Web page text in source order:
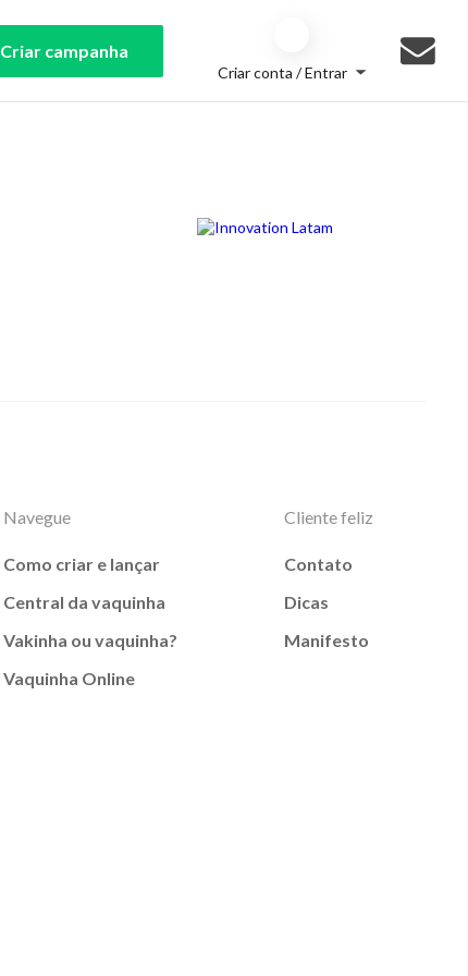
Criar campanha
Criar conta / Entrar
Navegue
Como criar e lançar
Central da vaquinha
Vakinha ou vaquinha?
Vaquinha Online
Cliente feliz
Contato
Dicas
Manifesto